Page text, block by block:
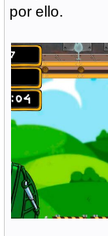
por ello.